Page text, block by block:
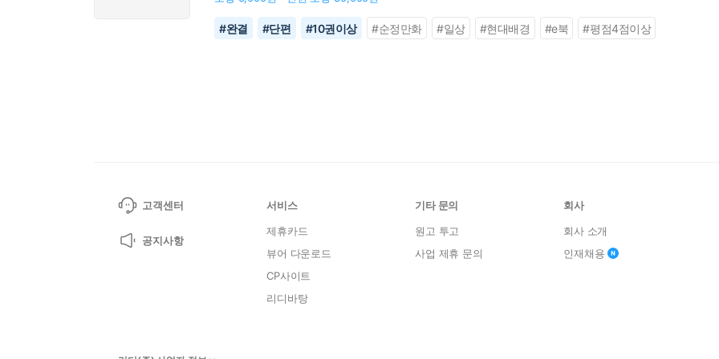
#완결 #단편 #10권이상 #순정만화 #일상 #현대배경 #e북 #평점4점이상
고객센터
공지사항
서비스
제휴카드
뷰어 다운로드
CP사이트
리디바탕
기타 문의
원고 투고
사업 제휴 문의
회사
회사 소개
인재채용